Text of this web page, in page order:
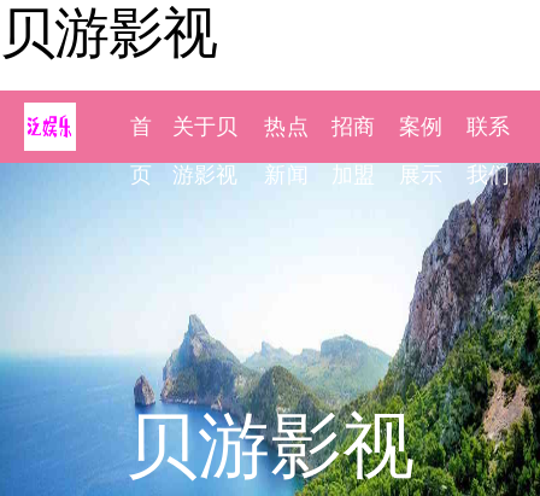
贝游影视
首
页
关于贝
游影视
热点
新闻
招商
加盟
案例
展示
联系
我们
贝游影视